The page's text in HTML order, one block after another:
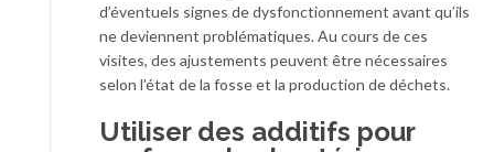
d’éventuels signes de dysfonctionnement avant qu’ils
ne deviennent problématiques. Au cours de ces
visites, des ajustements peuvent être nécessaires
selon l’état de la fosse et la production de déchets.
Utiliser des additifs pour